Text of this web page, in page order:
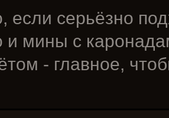
если серьёзно
мины с
- главное,